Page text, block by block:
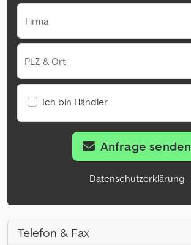
Firma
PLZ & Ort
Ich bin Händler
Anfrage senden
Datenschutzerklärung
Telefon & Fax